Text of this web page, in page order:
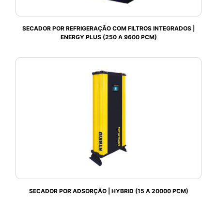
SECADOR POR REFRIGERAÇÃO COM FILTROS INTEGRADOS |
ENERGY PLUS (250 A 9600 PCM)
SECADOR POR ADSORÇÃO | HYBRID (15 A 20000 PCM)